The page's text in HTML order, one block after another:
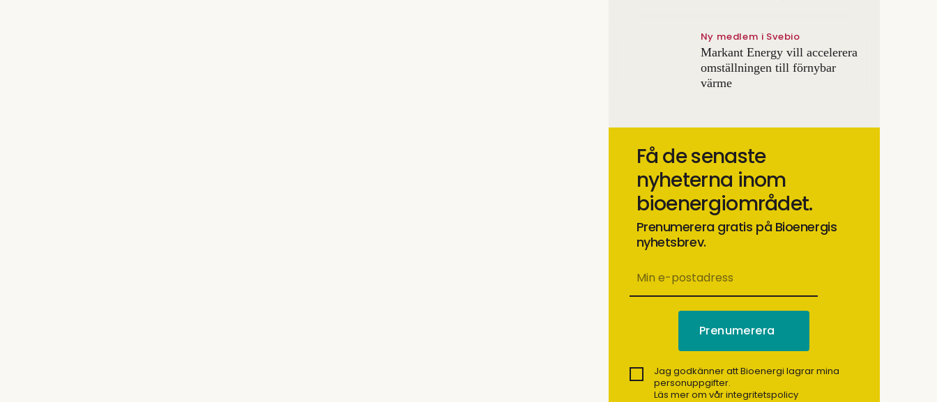
Ny medlem i Svebio
Markant Energy vill accelerera
omställningen till förnybar
värme
Få de senaste
nyheterna inom
bioenergiområdet.
Prenumerera gratis på Bioenergis
nyhetsbrev.
Jag godkänner att Bioenergi lagrar mina
personuppgifter.
Läs mer om vår integritetspolicy